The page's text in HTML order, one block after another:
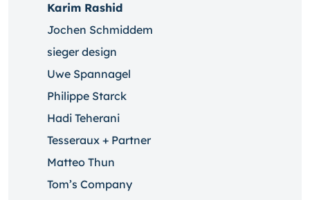
Karim Rashid
Jochen Schmiddem
sieger design
Uwe Spannagel
Philippe Starck
Hadi Teherani
Tesseraux + Partner
Matteo Thun
Tom’s Company